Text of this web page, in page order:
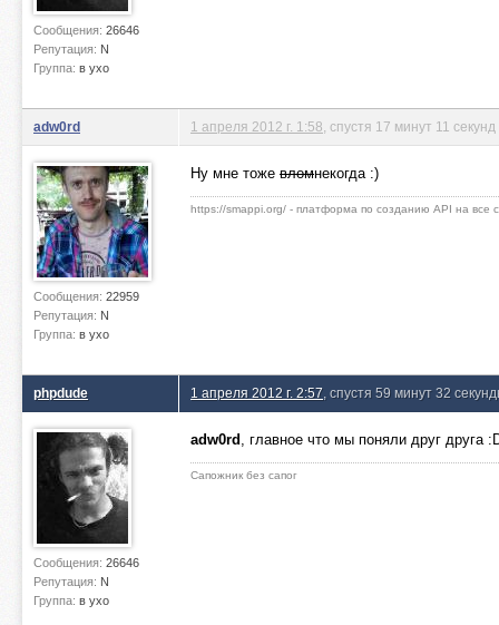
Сообщения: 26646
Репутация: N
Группа: в ухо
adw0rd
Сообщения: 22959
Репутация: N
Группа: в ухо
1 апреля 2012 г. 1:58 , спустя 17 минут 11 секунд
Ну мне тоже вломнекогда :)
https://smappi.org/ - платформа по созданию API на все
phpdude
Сообщения: 26646
Репутация: N
Группа: в ухо
1 апреля 2012 г. 2:57 , спустя 59 минут 32
adw0rd , главное что мы поняли друг друга
Сапожник без сапог